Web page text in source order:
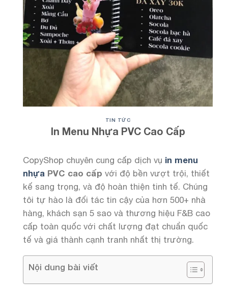
TIN TỨC
In Menu Nhựa PVC Cao Cấp
CopyShop chuyên cung cấp dịch vụ in menu
nhựa PVC cao cấp với độ bền vượt trội, thiết
kế sang trọng, và độ hoàn thiện tinh tế. Chúng
tôi tự hào là đối tác tin cậy của hơn 500+ nhà
hàng, khách sạn 5 sao và thương hiệu F&B cao
cấp toàn quốc với chất lượng đạt chuẩn quốc
tế và giá thành cạnh tranh nhất thị trường.
Nội dung bài viết